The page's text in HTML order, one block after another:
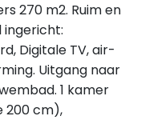
270 m2. Ruim en
Digitale TV, air-
Uitgang naar
1 kamer
200 cm),